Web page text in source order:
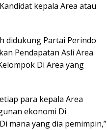
kepala Area atau
didukung Partai Perindo
Pendapatan Asli Area
Di Area yang
para kepala Area
ekonomi Di
mana yang dia pemimpin,”